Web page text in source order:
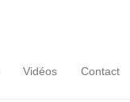
Vidéos Contact